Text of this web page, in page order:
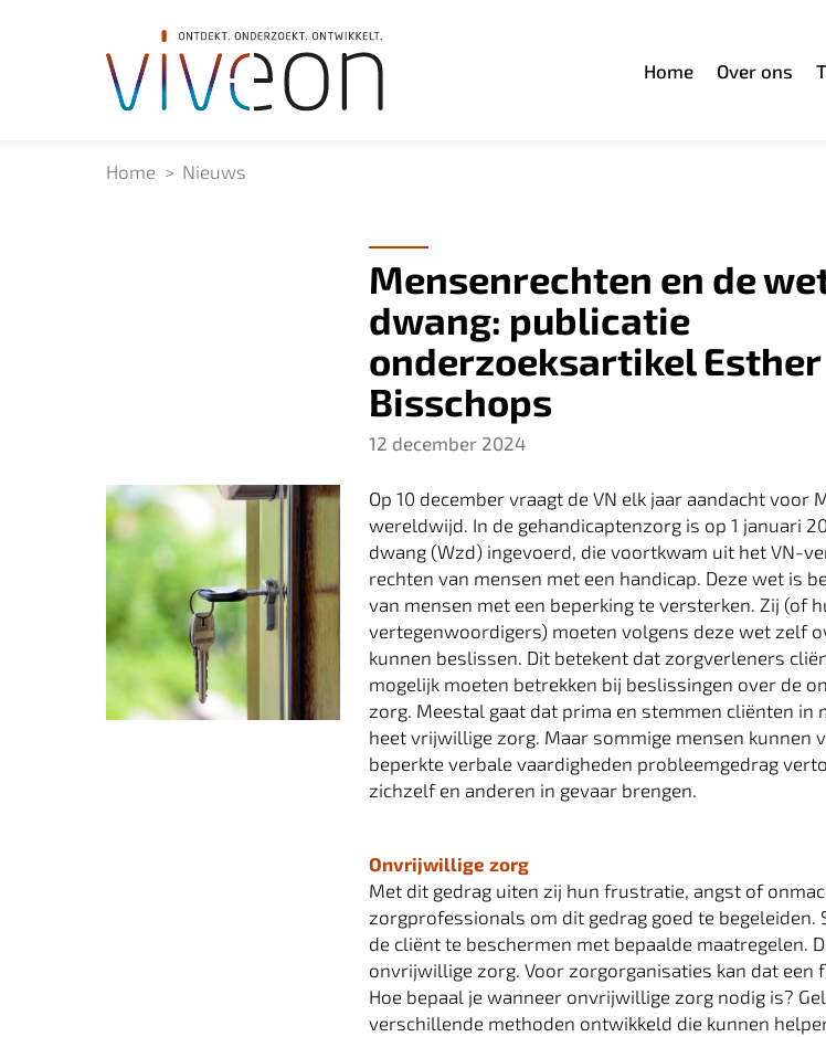
Home Over ons
Home Nieuws
Mensenrechten en de
dwang: publicatie
onderzoeksartikel Esther
Bisschops
12 december 2024
Op 10 december vraagt de VN elk jaar aandacht voor
wereldwijd. In de gehandicaptenzorg is op 1 januari
dwang (Wzd) ingevoerd, die voortkwam uit het VN-
rechten van mensen met een handicap. Deze wet is
van mensen met een beperking te versterken. Zij (of
vertegenwoordigers) moeten volgens deze wet zelf
kunnen beslissen. Dit betekent dat zorgverleners
mogelijk moeten betrekken bij beslissingen over de
zorg. Meestal gaat dat prima en stemmen cliënten in
heet vrijwillige zorg. Maar sommige mensen kunnen
beperkte verbale vaardigheden probleemgedrag
zichzelf en anderen in gevaar brengen.
Onvrijwillige zorg
Met dit gedrag uiten zij hun frustratie, angst of
zorgprofessionals om dit gedrag goed te begeleiden.
de cliënt te beschermen met bepaalde maatregelen.
onvrijwillige zorg. Voor zorgorganisaties kan dat een
Hoe bepaal je wanneer onvrijwillige zorg nodig is?
verschillende methoden ontwikkeld die kunnen